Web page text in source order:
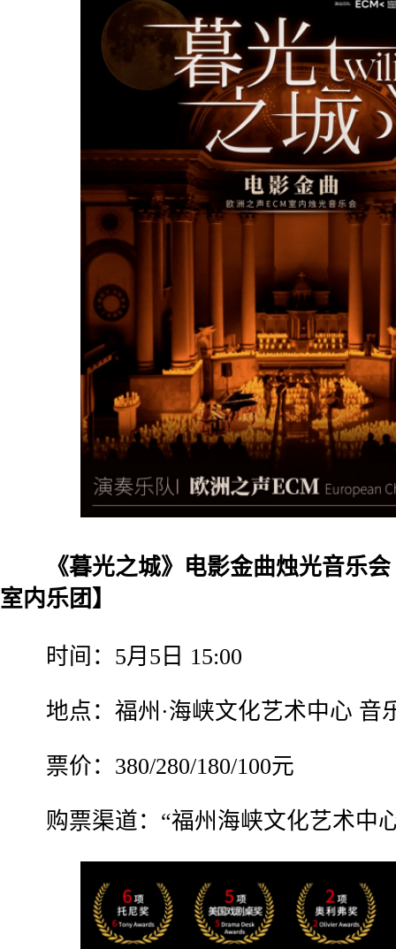
《暮光之城》电影金曲烛光音乐会
室内乐团】
时间：5月5日 15:00
地点：福州·海峡文化艺术中心 音
票价：380/280/180/100元
购票渠道：“福州海峡文化艺术中